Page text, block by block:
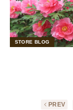
STORE BLOG
PREV